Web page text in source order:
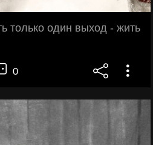
только один выход - жить
0